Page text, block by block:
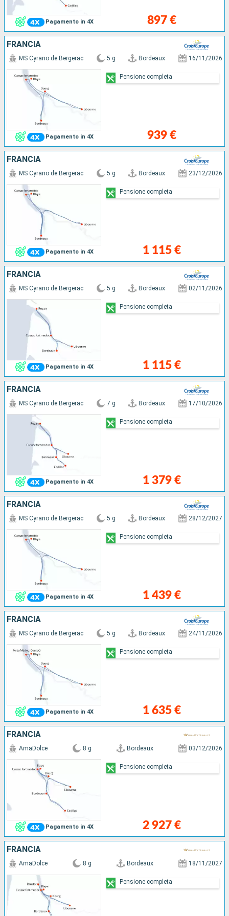
Pagamento in 4X 897 €
FRANCIA
Pagamento in 4X
MS Cyrano de Bergerac 5 g Bordeaux 16/11/2026
939 €
Pensione completa
FRANCIA
Pagamento in 4X
MS Cyrano de Bergerac 5 g Bordeaux 23/12/2026
1 115 €
Pensione completa
FRANCIA
Pagamento in 4X
MS Cyrano de Bergerac 5 g Bordeaux 02/11/2026
1 115 €
Pensione completa
FRANCIA
Pagamento in 4X
MS Cyrano de Bergerac 7 g Bordeaux 17/10/2026
1 379 €
Pensione completa
FRANCIA
Pagamento in 4X
MS Cyrano de Bergerac 5 g Bordeaux 28/12/2027
1 439 €
Pensione completa
FRANCIA
Pagamento in 4X
MS Cyrano de Bergerac 5 g Bordeaux 24/11/2026
1 635 €
Pensione completa
FRANCIA
Pagamento in 4X
AmaDolce 8 g Bordeaux 03/12/2026
2 927 €
Pensione completa
FRANCIA
AmaDolce 8 g Bordeaux 18/11/2027
Pensione completa